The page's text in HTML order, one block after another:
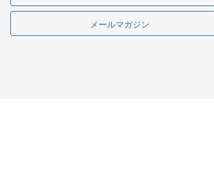
メールマガジン